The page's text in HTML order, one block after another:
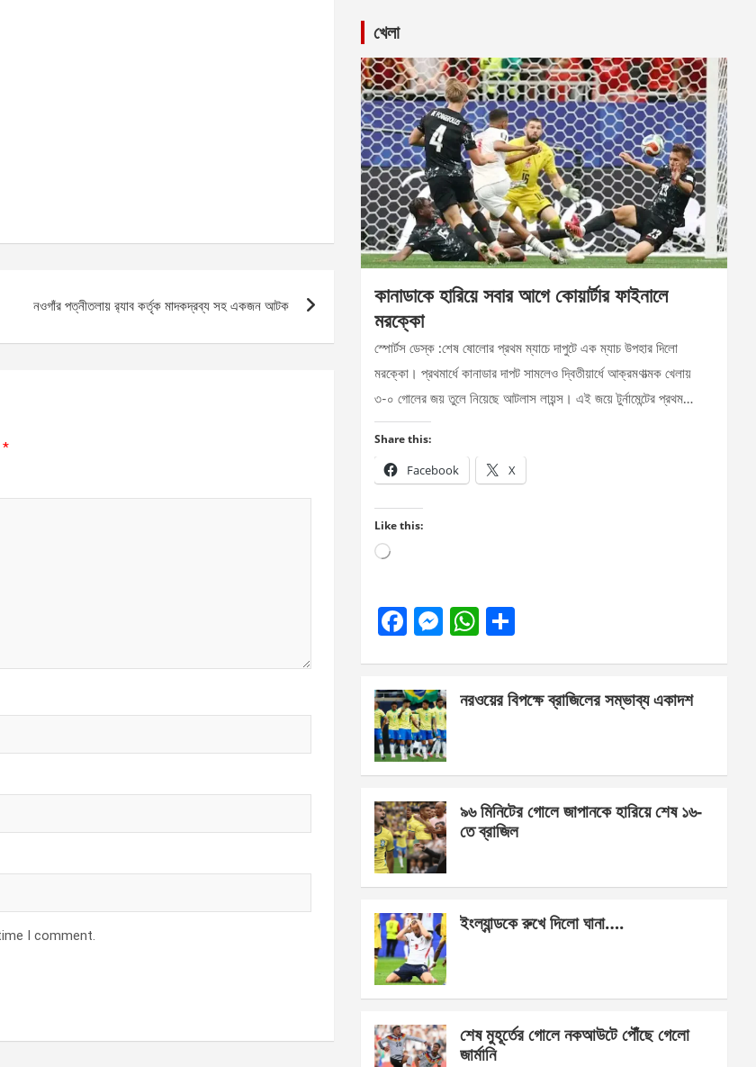
নওগাঁর পত্নীতলায় র‌্যাব কর্তৃক মাদকদ্রব্য সহ একজন আটক
*
I comment.
খেলা
কানাডাকে হারিয়ে সবার আগে কোয়ার্টার ফাইনালে
মরক্কো
স্পোর্টস ডেস্ক :শেষ ষোলোর প্রথম ম্যাচে দাপুটে এক ম্যাচ উপহার দিলো
মরক্কো। প্রথমার্ধে কানাডার দাপট সামলেও দ্বিতীয়ার্ধে আক্রমণাত্মক খেলায়
৩-০ গোলের জয় তুলে নিয়েছে আটলাস লায়ন্স। এই জয়ে টুর্নামেন্টের প্রথম…
Share this:
Facebook X
Like this:
Loading…
F
b
o
o
k
M
n
g
er
W
s
e
নরওয়ের বিপক্ষে ব্রাজিলের সম্ভাব্য একাদশ
৯৬ মিনিটের গোলে জাপানকে হারিয়ে শেষ ১৬-
তে ব্রাজিল
ইংল্যান্ডকে রুখে দিলো ঘানা….
শেষ মুহূর্তের গোলে নকআউটে পৌঁছে গেলো
জার্মানি